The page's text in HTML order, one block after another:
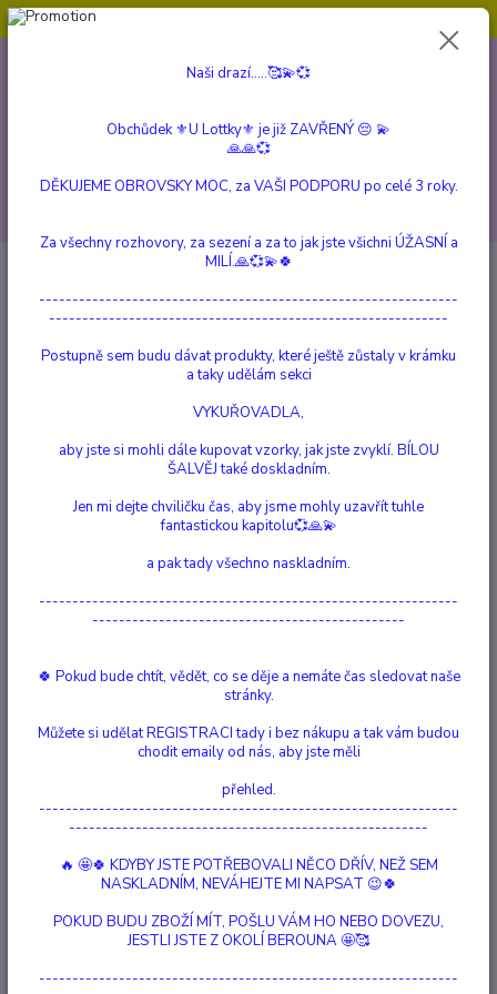
CZK
Jak vybrat správný preparát
Jak vybrat správný preparát
21.09.2021
VÝBĚRU HLAVNÍHO PREPARÁTU SE NEMUSÍTE OBÁVAT. JE
TŘEBA DÁT JEN POZOR
PŘÍPRAVEK NÁLEŽÍ.
TEXT: MVDr. LUBOMÍR CHMELAŘ, Ph.D.
V prvé řadě se nebojte hlavní preparát použít.
I když jej vyberete špatně, bude pro zvíře prospěšný. Sice méně, ale
kterému preparát patří.Je to proto, že regenerace postiženého orgánu
a tkáně vyžaduje jejich odpočinek.
Příkladem může být oslabení srdce třeba po infekci. Budete zvíře nutit
prospěšný. I naprostému laikovi je jasné, že to není to pravé řešení. Tak
Naši drazí.....🥰💫💞
Obchůdek ⚜️U Lottky⚜️ je již ZAVŘENÝ 😔 💫
🙏🙏💞
DĚKUJEME OBROVSKY MOC, za VAŠI PODPORU po celé 3 roky.
Za všechny rozhovory, za sezení a za to jak jste všichni ÚŽASNÍ a
MILÍ.🙏💞💫🍀
---------------------------------------------------------------
------------------------------------------------------------
Postupně sem budu dávat produkty, které ještě zůstaly v krámku
a taky udělám sekci
VYKUŘOVADLA,
aby jste si mohli dále kupovat vzorky, jak jste zvyklí. BÍLOU
ŠALVĚJ také doskladním.
Jen mi dejte chviličku čas, aby jsme mohly uzavřít tuhle
fantastickou kapitolu💞🙏💫
a pak tady všechno naskladním.
---------------------------------------------------------------
-----------------------------------------------
🍀 Pokud bude chtít, vědět, co se děje a nemáte čas sledovat naše
stránky.
Můžete si udělat REGISTRACI tady i bez nákupu a tak vám budou
chodit emaily od nás, aby jste měli
přehled.
---------------------------------------------------------------
------------------------------------------------------
🔥 🤩🍀 KDYBY JSTE POTŘEBOVALI NĚCO DŘÍV, NEŽ SEM
NASKLADNÍM, NEVÁHEJTE MI NAPSAT 😉🍀
POKUD BUDU ZBOŽÍ MÍT, POŠLU VÁM HO NEBO DOVEZU,
JESTLI JSTE Z OKOLÍ BEROUNA 🤩🥰
---------------------------------------------------------------